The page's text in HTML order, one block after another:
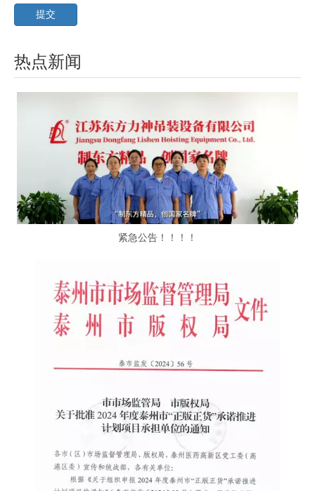
提交
热点新闻
紧急公告！！！！